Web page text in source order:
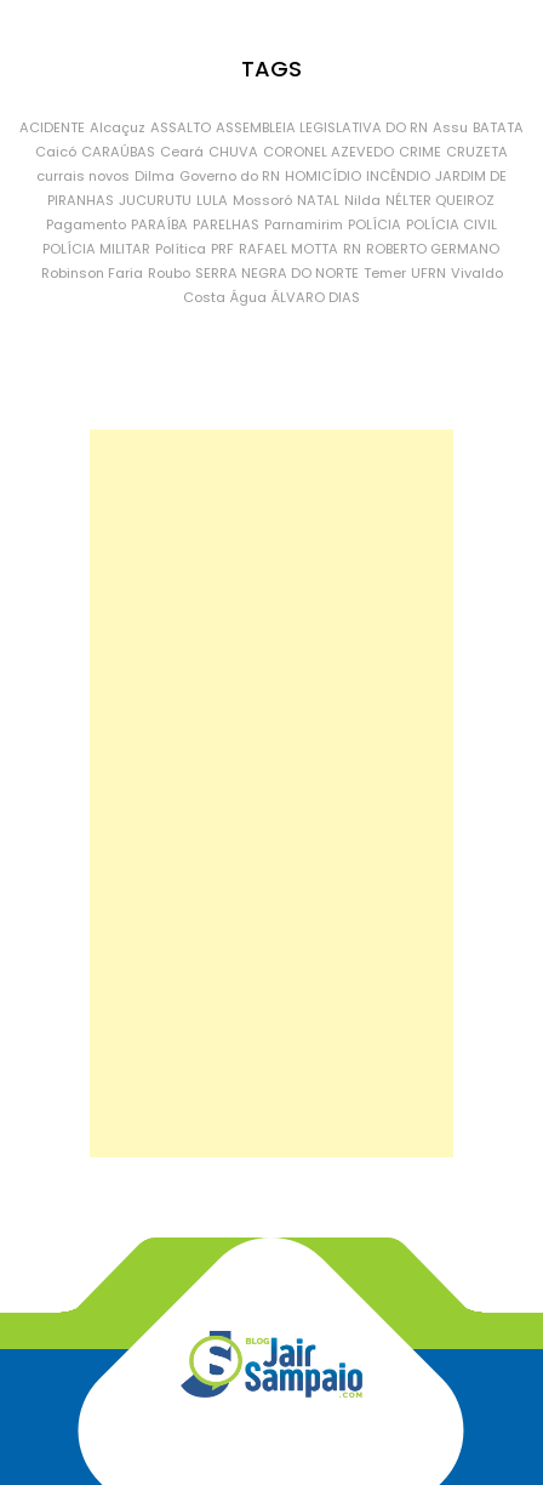
TAGS
ACIDENTE Alcaçuz ASSALTO ASSEMBLEIA LEGISLATIVA DO RN Assu BATATA
Caicó CARAÚBAS Ceará CHUVA CORONEL AZEVEDO CRIME CRUZETA
currais novos Dilma Governo do RN HOMICÍDIO INCÊNDIO JARDIM DE
PIRANHAS JUCURUTU LULA Mossoró NATAL Nilda NÉLTER QUEIROZ
Pagamento PARAÍBA PARELHAS Parnamirim POLÍCIA POLÍCIA CIVIL
POLÍCIA MILITAR Política PRF RAFAEL MOTTA RN ROBERTO GERMANO
Robinson Faria Roubo SERRA NEGRA DO NORTE Temer UFRN Vivaldo
Costa Água ÁLVARO DIAS